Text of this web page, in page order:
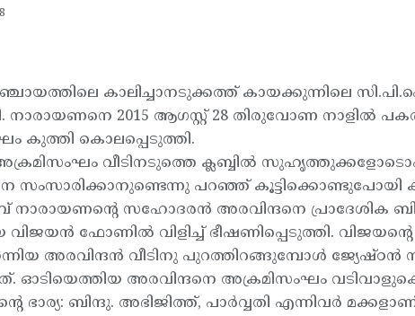
കാലിച്ചാനടുക്കത്ത് കായക്കുന്നിലെ
നാരായണനെ 2015 ആഗസ്റ്റ് 28 തിരുവോണ നാളില്‍
കുത്തി കൊലപ്പെടുത്തി.
വീടിനടുത്തെ ക്ലബ്ബില്‍
സംസാരിക്കാനുണ്ടെന്നു പറഞ്ഞ്
സഹോദരന്‍ അരവിന്ദനെ പ്രാദേശിക
ഫോണില്‍ വിളിച്ച് ഭീഷണിപ്പെടുത്തി.
അരവിന്ദന്‍ വീടിനു പുറത്തിറങ്ങുമ്പോള്‍
ഓടിയെത്തിയ അരവിന്ദനെ അക്രമിസംഘം
ഭാര്യ: ബിന്ദു. അഭിജിത്ത്, പാര്‍വ്വതി എന്നിവര്‍